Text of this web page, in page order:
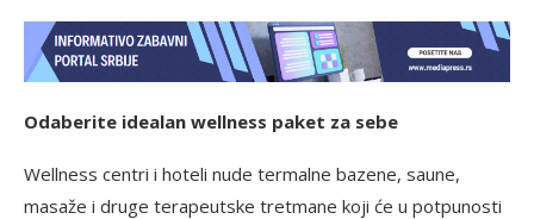
Odaberite idealan wellness paket za sebe
Wellness centri i hoteli nude termalne bazene, saune,
masaže i druge terapeutske tretmane koji će u potpunosti